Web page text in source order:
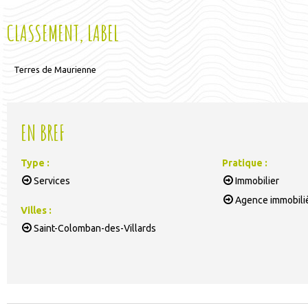
CLASSEMENT, LABEL
Terres de Maurienne
EN BREF
Type :
Services
Villes :
Saint-Colomban-des-Villards
Pratique :
Immobilier
Agence